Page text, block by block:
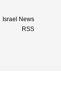
Israel News
RSS